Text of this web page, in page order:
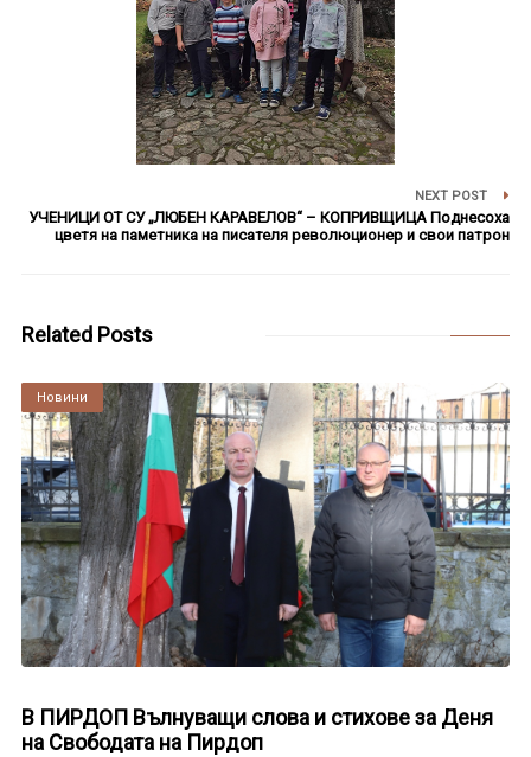
NEXT POST
УЧЕНИЦИ ОТ СУ „ЛЮБЕН КАРАВЕЛОВ“ – КОПРИВЩИЦА Поднесоха
цветя на паметника на писателя революционер и свои патрон
Related Posts
Култура
Новини
В ПИРДОП Вълнуващи слова и стихове за Деня
на Свободата на Пирдоп